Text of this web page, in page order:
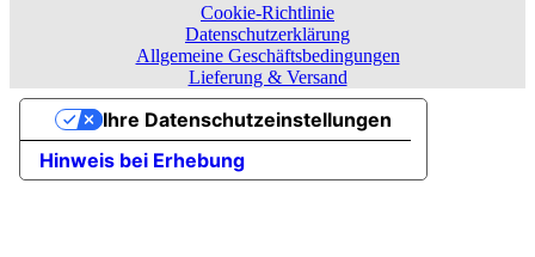
Cookie-Richtlinie
Datenschutzerklärung
Allgemeine Geschäftsbedingungen
Lieferung & Versand
Hinweis bei Erhebung
Ihre Datenschutzeinstellungen